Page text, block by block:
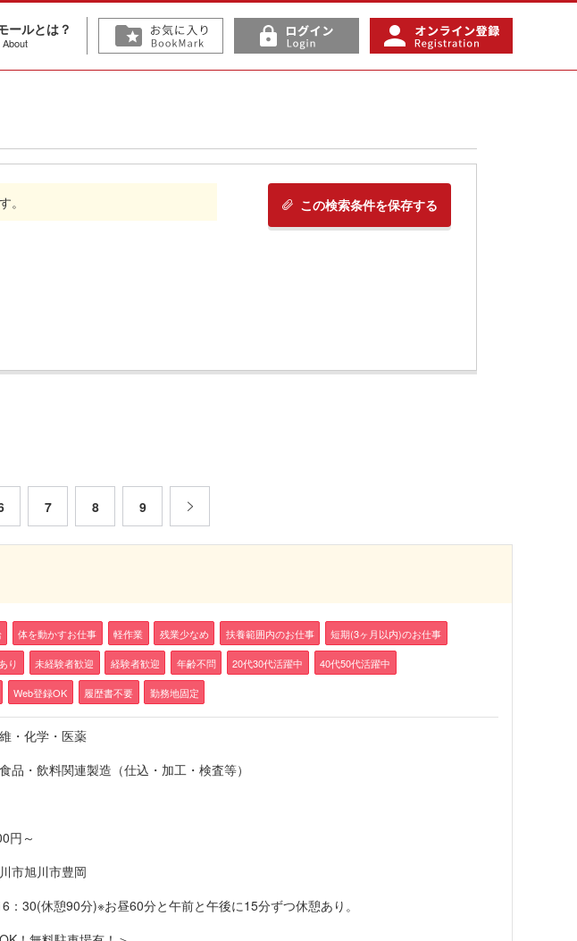
ールとは？
About
この検索条件を保存する
。
7 8 9
体を動かすお仕事 軽作業 残業少なめ 扶養範囲内のお仕事 短期(3ヶ月以内)のお仕事
り 未経験者歓迎 経験者歓迎 年齢不問 20代30代活躍中 40代50代活躍中
Web登録OK 履歴書不要 勤務地固定
・化学・医薬
品・飲料関連製造（仕込・加工・検査等）
円～
市旭川市豊岡
：30(休憩90分)※お昼60分と午前と午後に15分ずつ休憩あり。